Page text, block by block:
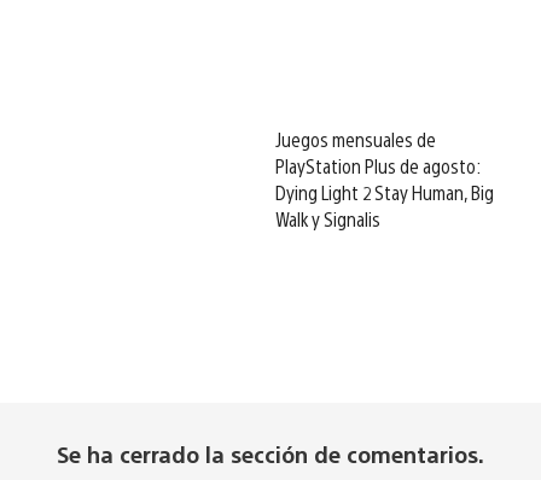
Juegos mensuales de
PlayStation Plus de agosto:
Dying Light 2 Stay Human, Big
Walk y Signalis
Se ha cerrado la sección de comentarios.